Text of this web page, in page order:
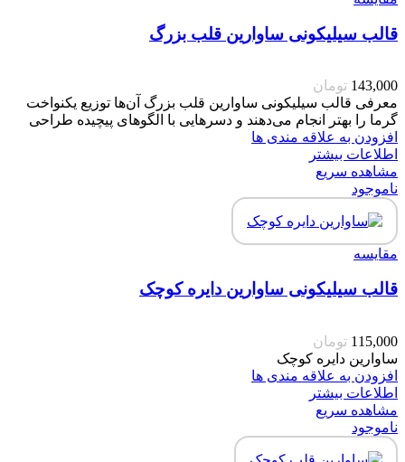
قالب سیلیکونی ساوارین قلب بزرگ
143,000 تومان
معرفی قالب سیلیکونی ساوارین قلب بزرگ آن‌ها توزیع یکنواخت
گرما را بهتر انجام می‌دهند و دسرهایی با الگوهای پیچیده طراحی
افزودن به علاقه مندی ها
اطلاعات بیشتر
مشاهده سریع
ناموجود
مقایسه
قالب سیلیکونی ساوارین دایره کوچک
115,000 تومان
ساوارین دایره کوچک
افزودن به علاقه مندی ها
اطلاعات بیشتر
مشاهده سریع
ناموجود